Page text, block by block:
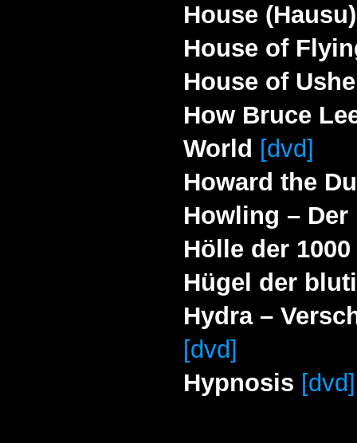
House (Hausu)
House of
House of
How Bruce
World [dvd]
Howard the
Howling –
Hölle der
Hügel der
Hydra –
[dvd]
Hypnosis